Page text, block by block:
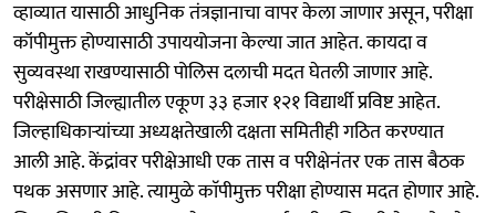
व्हाव्यात यासाठी आधुनिक तंत्रज्ञानाचा वापर केला जाणार असून, परीक्षा
कॉपीमुक्त होण्यासाठी उपाययोजना केल्या जात आहेत. कायदा व
सुव्यवस्था राखण्यासाठी पोलिस दलाची मदत घेतली जाणार आहे.
परीक्षेसाठी जिल्ह्यातील एकूण ३३ हजार १२१ विद्यार्थी प्रविष्ट आहेत.
जिल्हाधिकाऱ्यांच्या अध्यक्षतेखाली दक्षता समितीही गठित करण्यात
आली आहे. केंद्रांवर परीक्षेआधी एक तास व परीक्षेनंतर एक तास बैठक
पथक असणार आहे. त्यामुळे काॅपीमुक्त परीक्षा होण्यास मदत होणार आहे.